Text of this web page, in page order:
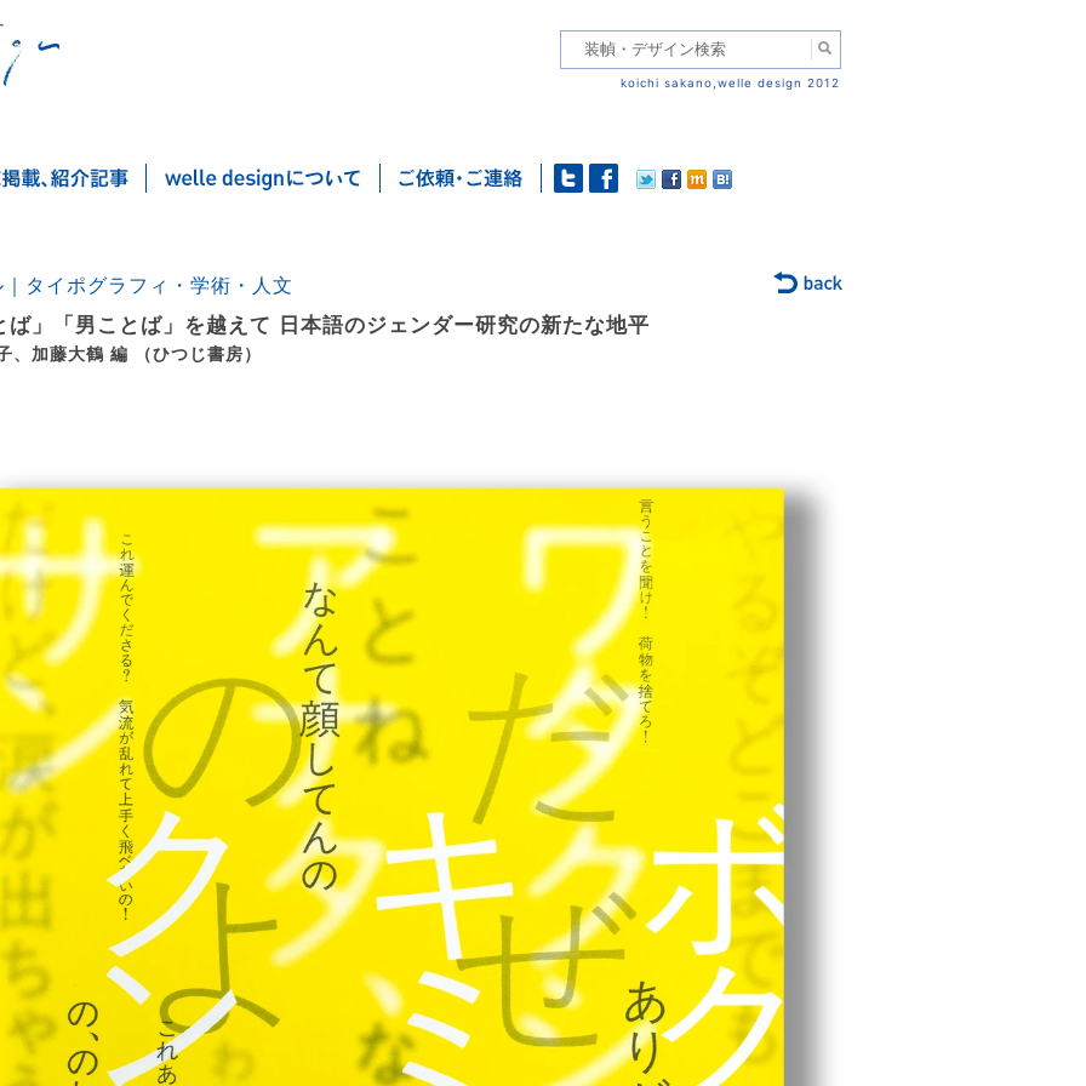
koichi sakano,welle design 2012
タイポグラフィ・学術・人文
ば」「男ことば」を越えて 日本語のジェンダー研究の新たな地平
、加藤大鶴 編 （ひつじ書房）